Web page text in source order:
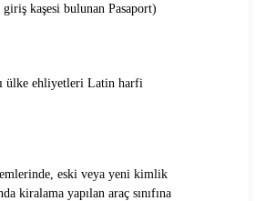
Koşulları
Koşulları
kaşesi bulunan Pasaport)
ülke ehliyetleri Latin harfi
eski veya yeni kimlik
kiralama yapılan araç sınıfına